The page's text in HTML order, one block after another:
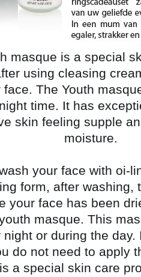
masque is a special
using cleasing
face. The Youth
time. It has
skin feeling supple
moisture.
your face with oi-
form, after washing,
your face has been
masque. This
night or during the
do not need to apply
a special skin care